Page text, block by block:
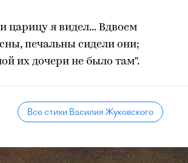
царицу я видел... Вдвоем
печальны сидели они;
их дочери не было там".
Все стихи Василия Жуковского